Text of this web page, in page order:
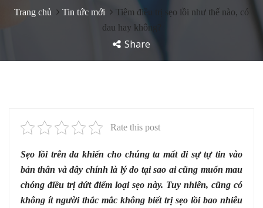
Trang chủ Tin tức mới
Tiêm điều trị sẹo lồi như thế nào, có
đau hay không?
Share
Rate this post
Sẹo lồi trên da khiến cho chúng ta mất đi sự tự tin vào
bản thân và đây chính là lý do tại sao ai cũng muốn mau
chóng điều trị dứt điểm loại sẹo này. Tuy nhiên, cũng có
không ít người thắc mắc không biết trị sẹo lồi bao nhiêu